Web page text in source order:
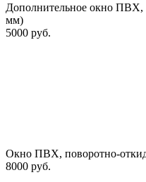
Дополнительное окно ПВХ,
мм)
5000 руб.
Окно ПВХ, поворотно-
8000 руб.